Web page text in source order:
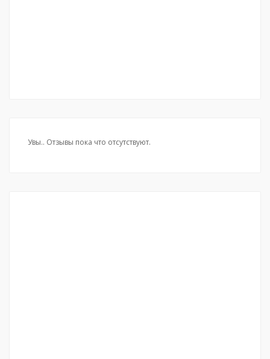
Увы.. Отзывы пока что отсутствуют.